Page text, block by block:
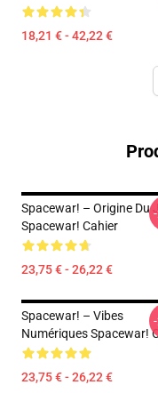
18,21 € - 42,22 €
Spacewar! – Origine Du
Spacewar! Cahier
23,75 € - 26,22 €
Spacewar! – Vibes
Numériques Spacewar!
23,75 € - 26,22 €